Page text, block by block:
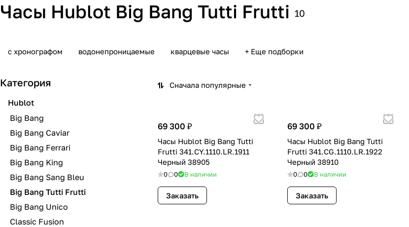
Часы Hublot Big Bang Tutti Frutti 10
с хронографом водонепроницаемые кварцевые часы + Еще подборки
Сначала популярные
69 300 ₽
Часы Hublot Big Bang Tutti
Frutti 341.CY.1110.LR.1911
Черный 38905
0 0 В наличии
Заказать
69 300 ₽
Часы Hublot Big Bang Tutti
Frutti 341.CG.1110.LR.1922
Черный 38910
0 0 В наличии
Заказать
Категория
Hublot
Big Bang
Big Bang Caviar
Big Bang Ferrari
Big Bang King
Big Bang Sang Bleu
Big Bang Tutti Frutti
Big Bang Unico
Classic Fusion